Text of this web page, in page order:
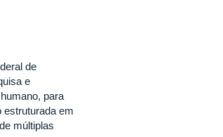
de
e
para
estruturada em
múltiplas